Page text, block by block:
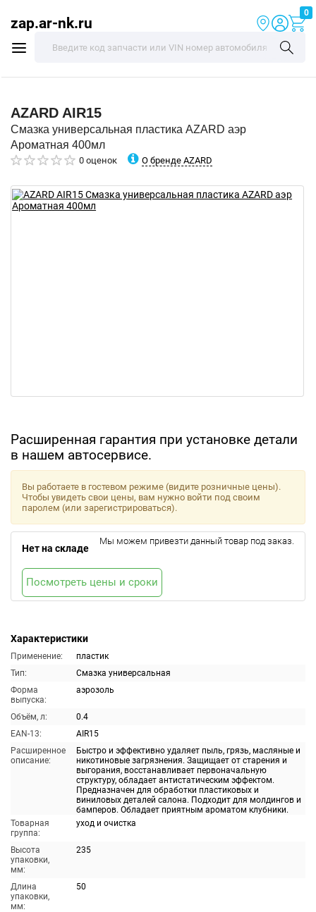
zap.ar-nk.ru
0
AZARD AIR15
Смазка универсальная пластика AZARD аэр
Ароматная 400мл
0 оценок О бренде AZARD
Расширенная гарантия при установке детали
в нашем автосервисе.
Характеристики
Применение:
пластик
Тип:
Смазка универсальная
Форма
выпуска:
аэрозоль
Объём, л:
0.4
EAN-13:
AIR15
Расширенное
описание:
Быстро и эффективно удаляет пыль, грязь, масляные и
никотиновые загрязнения. Защищает от старения и
выгорания, восстанавливает первоначальную
структуру, обладает антистатическим эффектом.
Предназначен для обработки пластиковых и
виниловых деталей салона. Подходит для молдингов и
бамперов. Обладает приятным ароматом клубники.
Товарная
группа:
уход и очистка
Высота
упаковки,
мм:
235
Длина
упаковки,
мм:
50
Вы работаете в гостевом режиме (видите розничные цены).
Чтобы увидеть свои цены, вам нужно войти под своим
паролем (или зарегистрироваться).
Нет на складе
Мы можем привезти данный товар под заказ.
Посмотреть цены и сроки